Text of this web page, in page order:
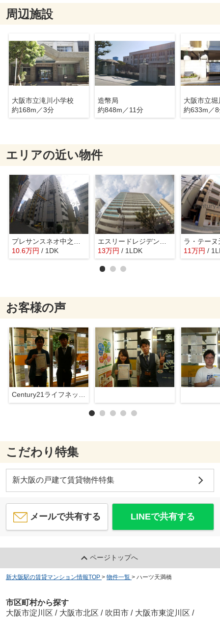
周辺施設
大阪市立滝川小学校
約168m／3分
造幣局
約848m／11分
大阪市立堀
約633m／
エリアの近い物件
プレサンスネオ中之島公園
10.6万円 / 1DK
エスリードレジデンス梅田グランゲート
13万円 / 1LDK
ラ・テーヌ
11万円 /
お客様の声
こだわり特集
新大阪の戸建て賃貸物件特集
メールで共有する LINEで共有する
ページトップへ
新大阪駅の賃貸マンション情報TOP > 物件一覧 > ハーツ天満橋
市区町村から探す
大阪市淀川区 / 大阪市北区 / 吹田市 / 大阪市東淀川区 /